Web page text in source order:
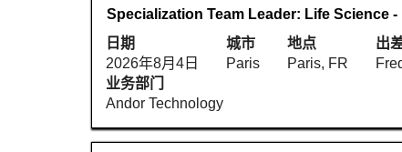
完
整
内
容。
看
位
信
息
的
完
行
选
择
以
查
职
职
务
Specialization Team Leader: Life Science -
日期
2026年8月4日
城市
Paris
地点
Paris, FR
出
业务部门
Andor Technology
使
用
空
格
键
进
行